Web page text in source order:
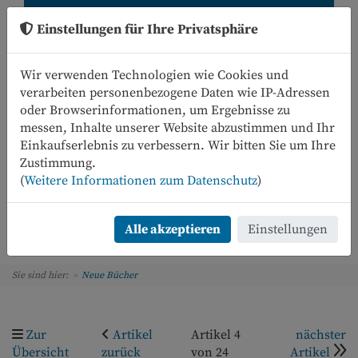
Einstellungen für Ihre Privatsphäre
Wir verwenden Technologien wie Cookies und
verarbeiten personenbezogene Daten wie IP-Adressen
oder Browserinformationen, um Ergebnisse zu
messen, Inhalte unserer Website abzustimmen und Ihr
Einkaufserlebnis zu verbessern. Wir bitten Sie um Ihre
Zustimmung.
(Weitere Informationen zum Datenschutz)
Alle akzeptieren Einstellungen
0
Menü
Sie sind hier: Neue Bücher
Zur
Übersicht
Artikel
zurück
Artikel 4
von 24
nächster
Artikel